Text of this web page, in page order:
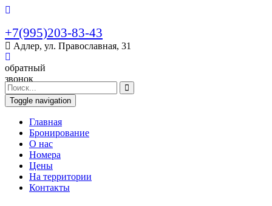
+7(995)203-83-43
Адлер, ул. Православная, 31
обратный
звонок
Toggle navigation
Главная
Бронирование
O нас
Номера
Цены
На территории
Контакты